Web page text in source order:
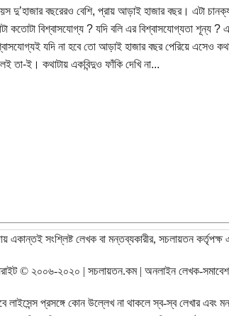
দু’হাজার বছরেরও বেশি, প্রায় আড়াই হাজার বছর। এটা
কতোটা বিশ্বাসযোগ্য ? যদি বলি এর বিশ্বাসযোগ্যতা শূন্য ?
যদি না হবে তো আড়াই হাজার বছর পেরিয়ে এসেও
তা-ই। কথাটায় একবিন্দুও ফাঁকি দেখি না...
একান্তই সংশ্লিষ্ট লেখক বা মন্তব্যকারীর, সচলায়তন
© ২০০৬-২০২০ | সচলায়তন.কম | অনলাইন লেখক-সমাবেশ
প্রসঙ্গে কোন উল্লেখ না থাকলে স্ব-স্ব লেখার এবং